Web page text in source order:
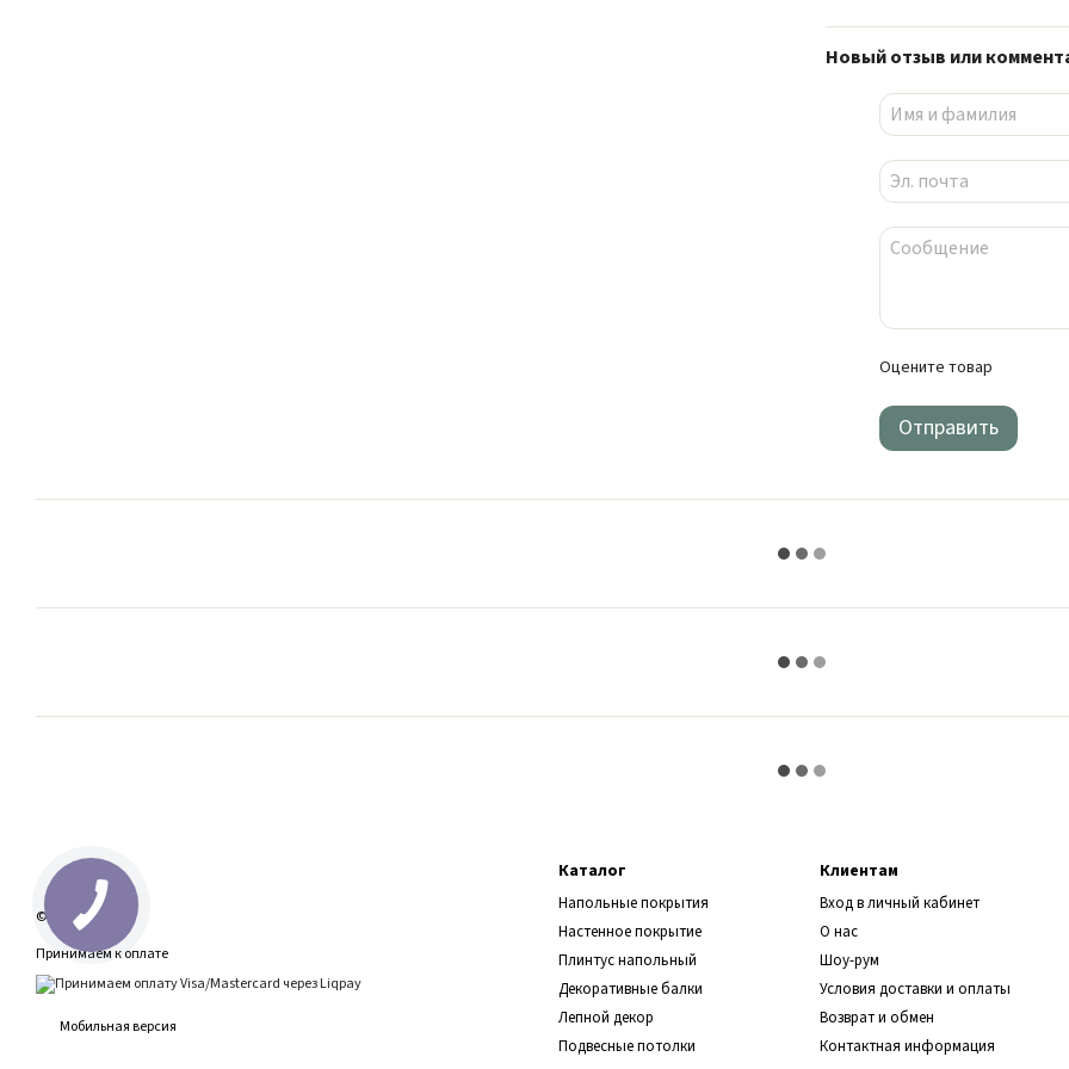
Новый отзыв или
Оцените товар
Отправить
© 2026
Принимаем к оплате
Мобильная версия
Каталог
Напольные покрытия
Настенное покрытие
Плинтус напольный
Декоративные балки
Лепной декор
Подвесные потолки
Клиентам
Вход в личный кабинет
О нас
Шоу-рум
Условия доставки и оплаты
Возврат и обмен
Контактная информация